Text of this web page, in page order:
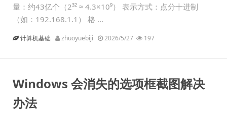
量：约43亿个（2³² ≈ 4.3×10⁹） 表示方式：点分十进制
（如：192.168.1.1） 格 ...
计算机基础 zhuoyuebiji 2026/5/27 197
Windows 会消失的选项框截图解决
办法